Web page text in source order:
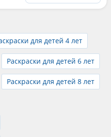
для детей 4 лет
Раскраски для детей 6 лет
Раскраски для детей 8 лет